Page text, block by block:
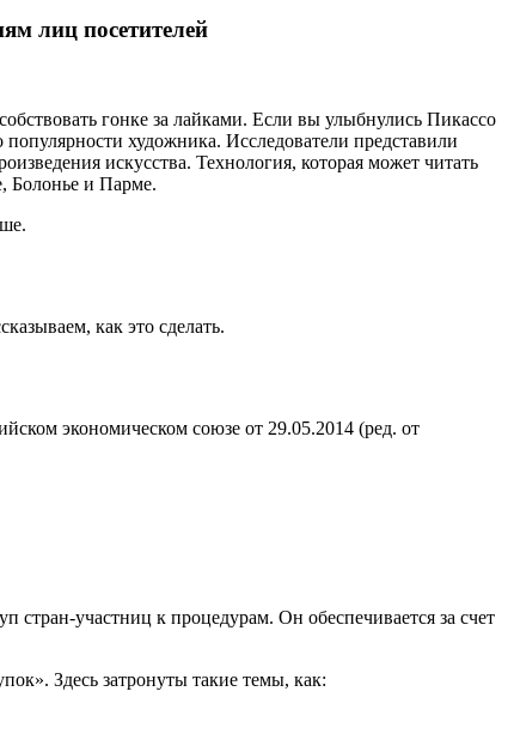
лиц посетителей
гонке за лайками. Если вы улыбнулись Пикассо
художника. Исследователи представили
искусства. Технология, которая может читать
Болонье и Парме.
как это сделать.
экономическом союзе от 29.05.2014 (ред. от
стран-участниц к процедурам. Он обеспечивается за счет
Здесь затронуты такие темы, как: